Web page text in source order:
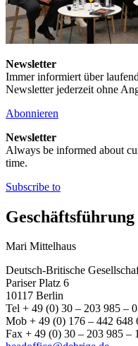
Newsletter
Immer informiert über
Newsletter jederzeit ohne
Abonnieren
Newsletter
Always be informed about
time.
Subscribe to
Geschäftsführung
Mari Mittelhaus
Deutsch-Britische
Pariser Platz 6
10117 Berlin
Tel + 49 (0) 30 – 203 985 – 0
Mob + 49 (0) 176 – 442 648
Fax + 49 (0) 30 – 203 985 –